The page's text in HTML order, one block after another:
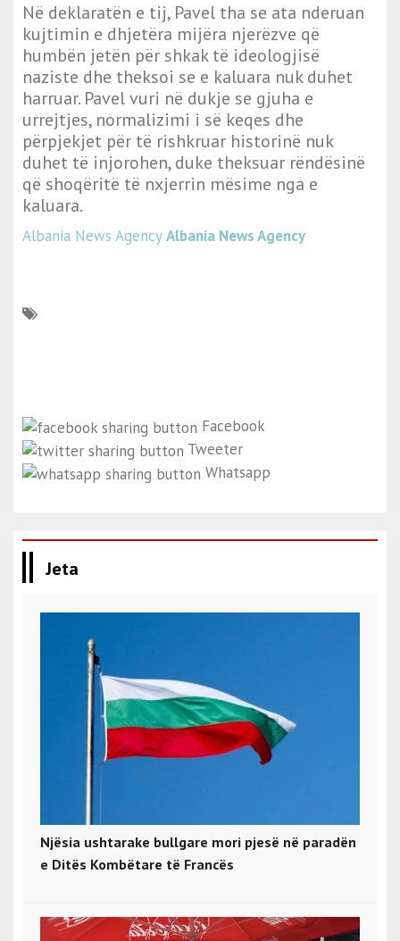
Në deklaratën e tij, Pavel tha se ata nderuan
kujtimin e dhjetëra mijëra njerëzve që
humbën jetën për shkak të ideologjisë
naziste dhe theksoi se e kaluara nuk duhet
harruar. Pavel vuri në dukje se gjuha e
urrejtjes, normalizimi i së keqes dhe
përpjekjet për të rishkruar historinë nuk
duhet të injorohen, duke theksuar rëndësinë
që shoqëritë të nxjerrin mësime nga e
kaluara.
Albania News Agency Albania News Agency
Facebook
Tweeter
Whatsapp
Jeta
Njësia ushtarake bullgare mori pjesë në paradën
e Ditës Kombëtare të Francës